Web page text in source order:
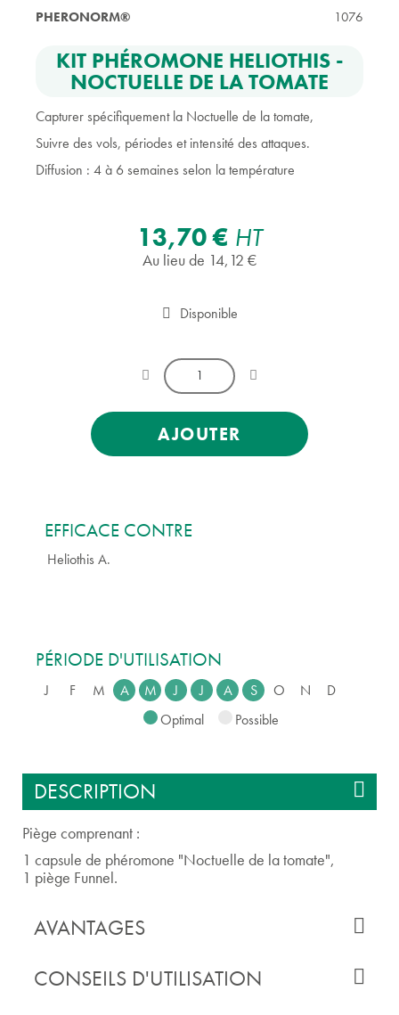
PHERONORM® 1076
KIT PHÉROMONE HELIOTHIS -
NOCTUELLE DE LA TOMATE
Capturer spécifiquement la Noctuelle de la tomate,
Suivre des vols, périodes et intensité des attaques.
Diffusion : 4 à 6 semaines selon la température
13,70 € HT
Au lieu de 14,12 €
Disponible
AJOUTER
EFFICACE CONTRE
Heliothis A.
PÉRIODE D'UTILISATION
J F M A M J J A S O N
D
Optimal
Possible
DESCRIPTION
Piège comprenant :
1 capsule de phéromone "Noctuelle de la tomate",
1 piège Funnel.
AVANTAGES
CONSEILS D'UTILISATION